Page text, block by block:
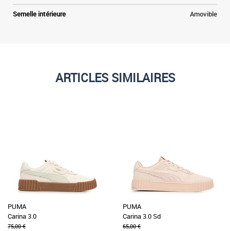
Semelle intérieure Amovible
ARTICLES SIMILAIRES
PUMA
Carina 3.0
75,00 €
PUMA
Carina 3.0 Sd
65,00 €